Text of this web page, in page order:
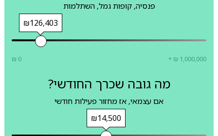
פנסיה, קופות גמל, השתלמות
₪126,403
₪ 0 + ₪ 1,000,000
מה גובה שכרך החודשי?
אם עצמאי, אז מחזור פעילות חודשי
₪14,500